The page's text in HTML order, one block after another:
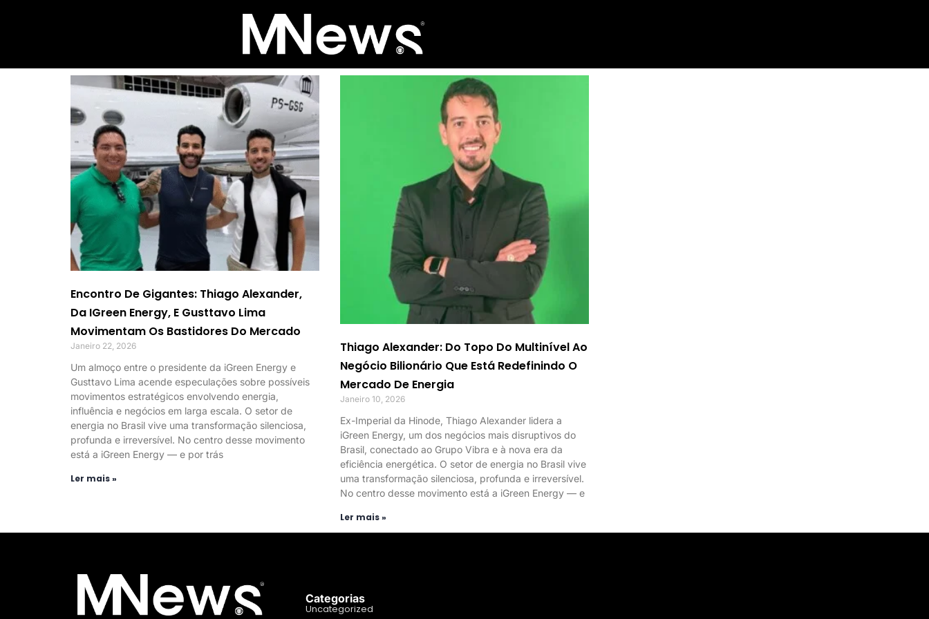
Encontro De Gigantes: Thiago Alexander,
Da IGreen Energy, E Gusttavo Lima
Movimentam Os Bastidores Do Mercado
Janeiro 22, 2026
Um almoço entre o presidente da iGreen Energy e
Gusttavo Lima acende especulações sobre possíveis
movimentos estratégicos envolvendo energia,
influência e negócios em larga escala. O setor de
energia no Brasil vive uma transformação silenciosa,
profunda e irreversível. No centro desse movimento
está a iGreen Energy — e por trás
Ler mais »
Thiago Alexander: Do Topo Do Multinível Ao
Negócio Bilionário Que Está Redefinindo O
Mercado De Energia
Janeiro 10, 2026
Ex-Imperial da Hinode, Thiago Alexander lidera a
iGreen Energy, um dos negócios mais disruptivos do
Brasil, conectado ao Grupo Vibra e à nova era da
eficiência energética. O setor de energia no Brasil vive
uma transformação silenciosa, profunda e irreversível.
No centro desse movimento está a iGreen Energy — e
Ler mais »
Categorias
Uncategorized